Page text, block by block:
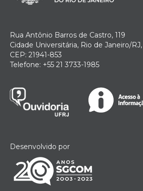
Rua Antônio Barros de Castro, 119
Cidade Universitária, Rio de Janeiro/RJ,
CEP: 21941-853
Telefone: +55 21 3733-1985
Desenvolvido por